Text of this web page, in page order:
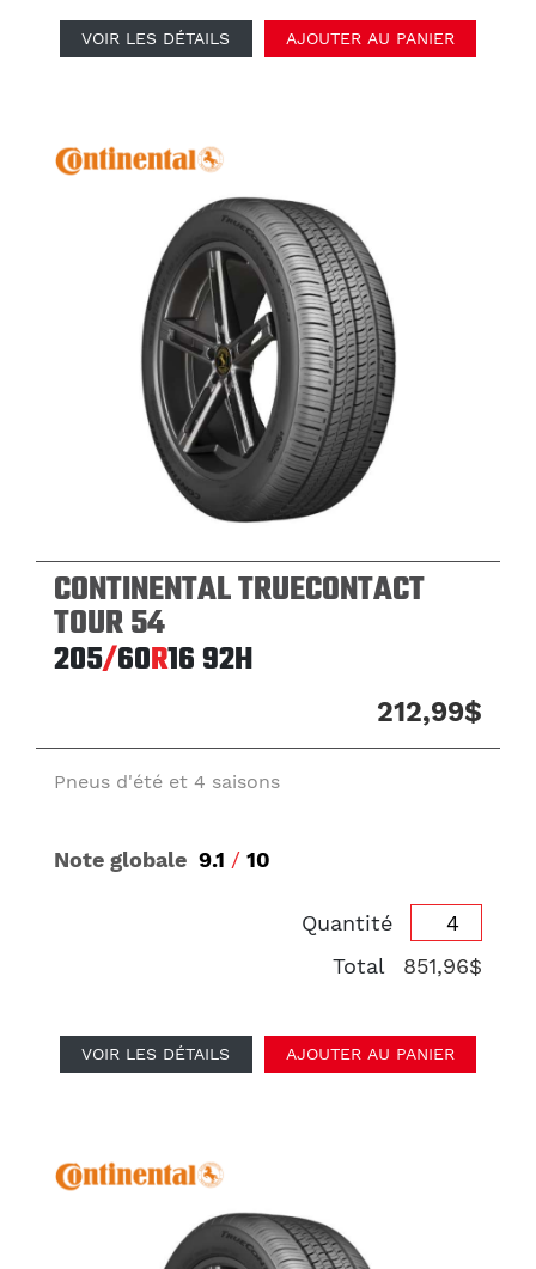
VOIR LES DÉTAILS AJOUTER AU PANIER
CONTINENTAL TRUECONTACT
TOUR 54
205/60R1692H
212,99$
Pneus d'été et 4 saisons
Note globale 9.1 / 10
Quantité
Total
851,96$
VOIR LES DÉTAILS AJOUTER AU PANIER